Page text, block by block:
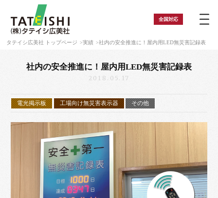
全国対応
タテイシ広美社 トップページ 実績 社内の安全推進に！屋内用LED無災害記録表
社内の安全推進に！屋内用LED無災害記録表
2018.05.17
電光掲示板 工場向け無災害表示器 その他